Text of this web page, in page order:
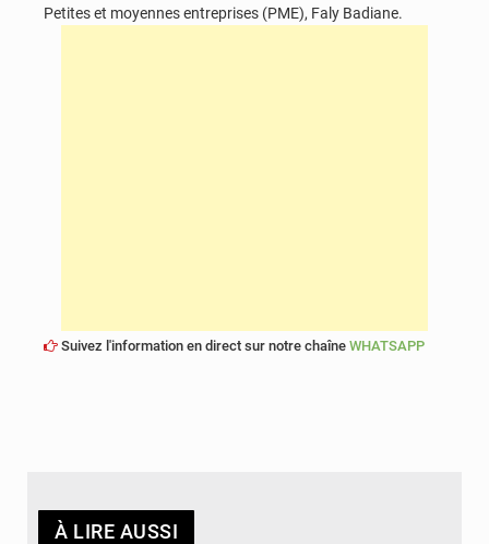
Petites et moyennes entreprises (PME), Faly Badiane.
Suivez l'information en direct sur notre chaîne WHATSAPP
À LIRE AUSSI